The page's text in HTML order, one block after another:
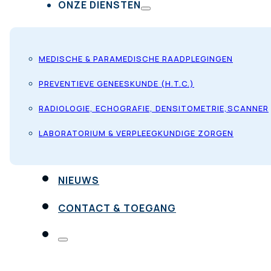
ONZE DIENSTEN
MEDISCHE & PARAMEDISCHE RAADPLEGINGEN
PREVENTIEVE GENEESKUNDE (H.T.C.)
RADIOLOGIE, ECHOGRAFIE, DENSITOMETRIE,SCANNER
LABORATORIUM & VERPLEEGKUNDIGE ZORGEN
NIEUWS
CONTACT & TOEGANG